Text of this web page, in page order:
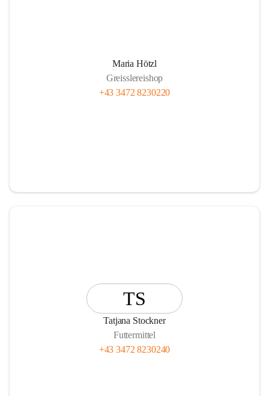
Maria Hötzl
Greisslereishop
+43 3472 8230220
TS
Tatjana Stockner
Futtermittel
+43 3472 8230240